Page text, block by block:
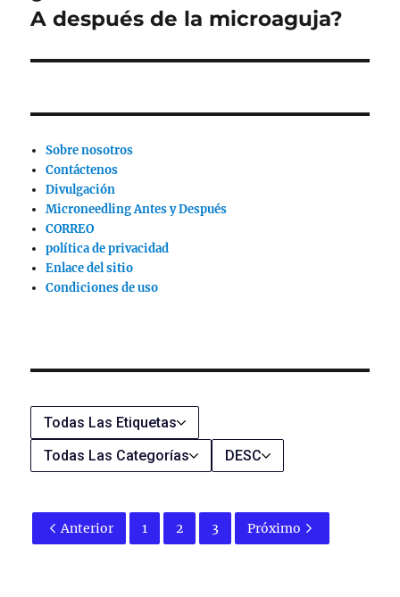
publicación:
A después de la microaguja?
Sobre nosotros
Contáctenos
Divulgación
Microneedling Antes y Después
CORREO
política de privacidad
Enlace del sitio
Condiciones de uso
Todas Las Etiquetas
Todas Las Categorías
DESC
Anterior 1 2 3 Próximo